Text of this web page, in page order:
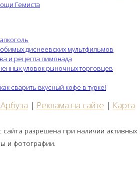
Гемиста
диснеевских мультфильмов
и рецепта лимонада
уловок рыночных торговцев
сварить вкусный кофе в турке!
| Реклама на сайте | Карта
сайта разрешена при наличии активных
и фотографии.